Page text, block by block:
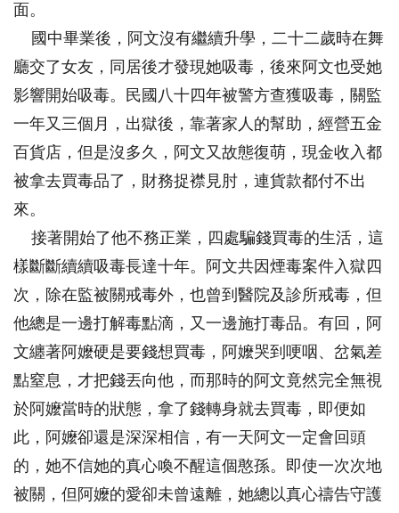
面。
國中畢業後，阿文沒有繼續升學，二十二歲時在舞
廳交了女友，同居後才發現她吸毒，後來阿文也受她
影響開始吸毒。民國八十四年被警方查獲吸毒，關監
一年又三個月，出獄後，靠著家人的幫助，經營五金
百貨店，但是沒多久，阿文又故態復萌，現金收入都
被拿去買毒品了，財務捉襟見肘，連貨款都付不出
來。
接著開始了他不務正業，四處騙錢買毒的生活，這
樣斷斷續續吸毒長達十年。阿文共因煙毒案件入獄四
次，除在監被關戒毒外，也曾到醫院及診所戒毒，但
他總是一邊打解毒點滴，又一邊施打毒品。有回，阿
文纏著阿嬤硬是要錢想買毒，阿嬤哭到哽咽、岔氣差
點窒息，才把錢丟向他，而那時的阿文竟然完全無視
於阿嬤當時的狀態，拿了錢轉身就去買毒，即便如
此，阿嬤卻還是深深相信，有一天阿文一定會回頭
的，她不信她的真心喚不醒這個憨孫。即使一次次地
被關，但阿嬤的愛卻未曾遠離，她總以真心禱告守護